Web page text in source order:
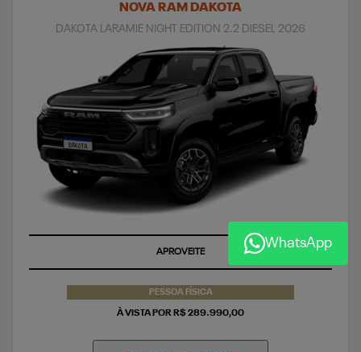
NOVA RAM DAKOTA
DAKOTA LARAMIE NIGHT EDITION 2.2 DIESEL 2026
APROVEITE
PESSOA FÍSICA
À VISTA POR R$ 289.990,00
WhatsApp